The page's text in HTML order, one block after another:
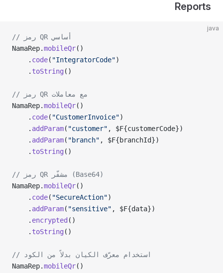
Reports
java
// رمز QR أساسي
NamaRep.mobileQr()
    .
code( "IntegratorCode")
    .
toString ()
// رمز QR مع معاملات
NamaRep.mobileQr()
    .
code( "CustomerInvoice")
    .
addParam( "customer" , $F{customerCode})
    .
addParam( "branch" , $F{branchId})
    .
toString ()
// رمز QR مشفّر (Base64)
NamaRep.mobileQr()
    .
code( "SecureAction")
    .
addParam( "sensitive" , $F{data})
    .
encrypted ()
    .
toString ()
// استخدام معرّف الكيان بدلاً من الكود
NamaRep.mobileQr()